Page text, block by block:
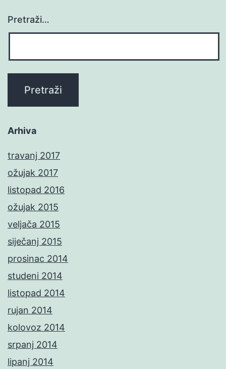
Pretraži…
Arhiva
travanj 2017
ožujak 2017
listopad 2016
ožujak 2015
veljača 2015
siječanj 2015
prosinac 2014
studeni 2014
listopad 2014
rujan 2014
kolovoz 2014
srpanj 2014
lipanj 2014